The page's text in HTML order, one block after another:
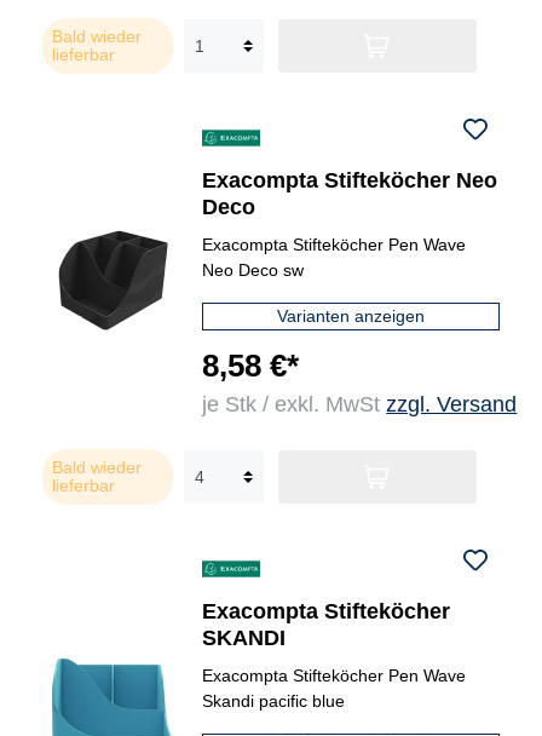
Bald wieder
lieferbar
Exacompta Stifteköcher Neo
Deco
Exacompta Stifteköcher Pen Wave
Neo Deco sw
Varianten anzeigen
8,58 €*
je Stk / exkl. MwStzzgl. Versand
Bald wieder
lieferbar
Exacompta Stifteköcher
SKANDI
Exacompta Stifteköcher Pen Wave
Skandi pacific blue